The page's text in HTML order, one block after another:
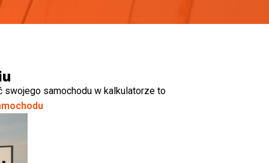
samochodu w kalkulatorze to